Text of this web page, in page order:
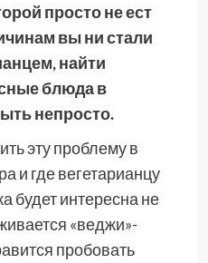
просто не ест
вы ни стали
найти
блюда в
непросто.
эту проблему в
и где вегетарианцу
будет интересна не
«веджи»-
пробовать